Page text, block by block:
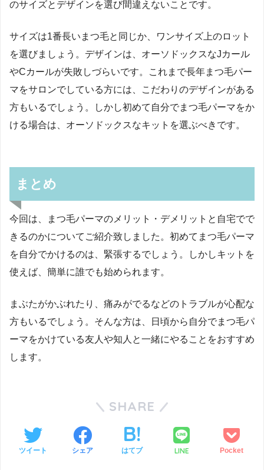
のサイズとデザインを選び間違えないことです。
サイズは1番長いまつ毛と同じか、ワンサイズ上のロット
を選びましょう。デザインは、オーソドックスなJカール
やCカールが失敗しづらいです。これまで長年まつ毛パー
マをサロンでしている方には、こだわりのデザインがある
方もいるでしょう。しかし初めて自分でまつ毛パーマをか
ける場合は、オーソドックスなキットを選ぶべきです。
まとめ
今回は、まつ毛パーマのメリット・デメリットと自宅でで
きるのかについてご紹介致しました。初めてまつ毛パーマ
を自分でかけるのは、緊張するでしょう。しかしキットを
使えば、簡単に誰でも始められます。
まぶたがかぶれたり、痛みがでるなどのトラブルが心配な
方もいるでしょう。そんな方は、日頃から自分でまつ毛パ
ーマをかけている友人や知人と一緒にやることをおすすめ
します。
SHARE
ツイート シェア はてブ LINE Pocket